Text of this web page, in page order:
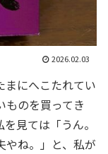
2026.02.03
まにへこたれてい
ものを買ってき
見ては「うん。
やね。」と、私が